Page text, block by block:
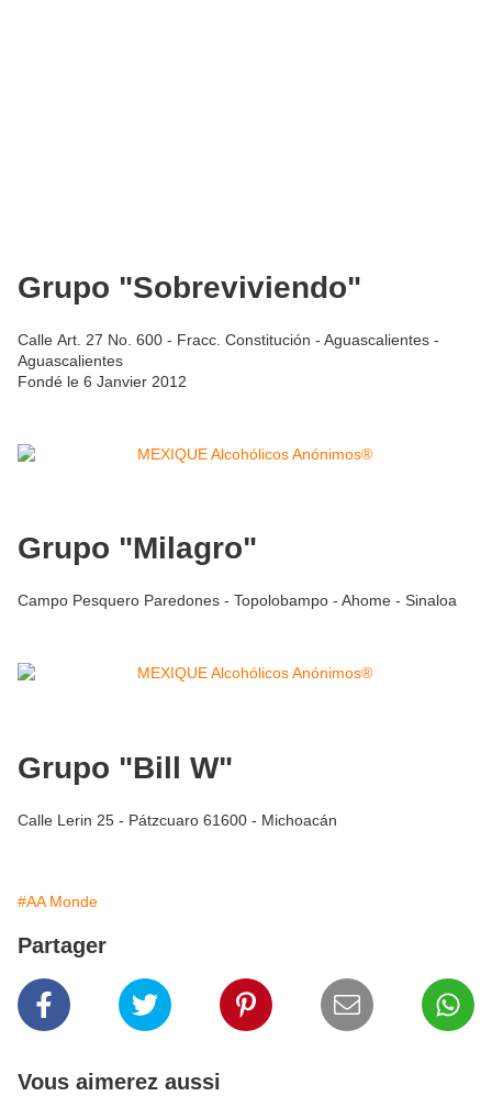
Grupo "Sobreviviendo"
Calle Art. 27 No. 600 - Fracc. Constitución - Aguascalientes -
Aguascalientes
Fondé le 6 Janvier 2012
Grupo "Milagro"
Campo Pesquero Paredones - Topolobampo - Ahome - Sinaloa
Grupo "Bill W"
Calle Lerin 25 - Pátzcuaro 61600 - Michoacán
#AA Monde
Partager
Vous aimerez aussi